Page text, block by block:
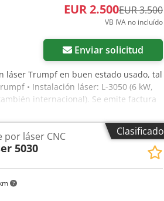
EUR 2.500EUR 3.500
VB IVA no incluído
Enviar solicitud
láser Trumpf en buen estado usado, tal
• Instalación láser: L-3050 (6 kW,
internacional). Se emite factura
Remscheid. Venta desde ubicación
y venta intermedia.
Clasificado
láser CNC
5030